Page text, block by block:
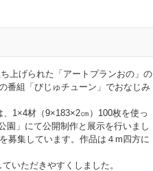
上げられた「アートプランおの」の
番組「びじゅチューン」でおなじみ
1×4材（9×183×2㎝）100枚を使っ
園」にて公開制作と展示を行いまし
募集しています。作品は４m四方に
いただきやすくしました。